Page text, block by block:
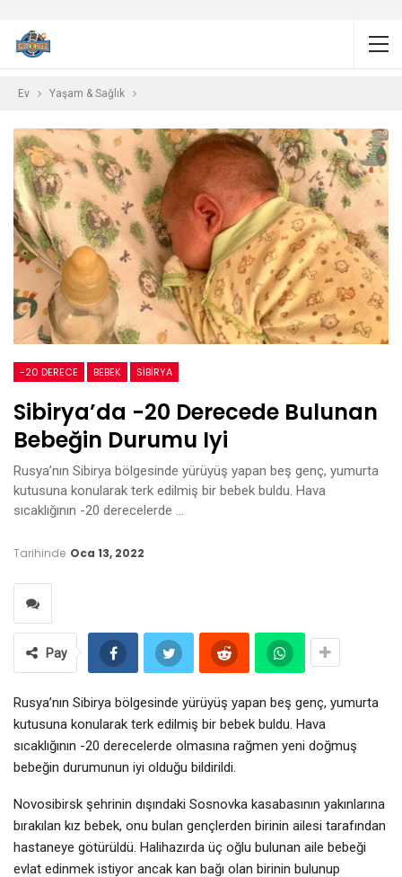
Ev Yaşam & Sağlık
-20 DERECE BEBEK SIBIRYA
Sibirya’da -20 Derecede Bulunan
Bebeğin Durumu Iyi
Rusya’nın Sibirya bölgesinde yürüyüş yapan beş genç, yumurta
kutusuna konularak terk edilmiş bir bebek buldu. Hava
sıcaklığının -20 derecelerde …
Tarihinde Oca 13, 2022
Pay
Rusya’nın Sibirya bölgesinde yürüyüş yapan beş genç, yumurta
kutusuna konularak terk edilmiş bir bebek buldu. Hava
sıcaklığının -20 derecelerde olmasına rağmen yeni doğmuş
bebeğin durumunun iyi olduğu bildirildi.
Novosibirsk şehrinin dışındaki Sosnovka kasabasının yakınlarına
bırakılan kız bebek, onu bulan gençlerden birinin ailesi tarafından
hastaneye götürüldü. Halihazırda üç oğlu bulunan aile bebeği
evlat edinmek istiyor ancak kan bağı olan birinin bulunup